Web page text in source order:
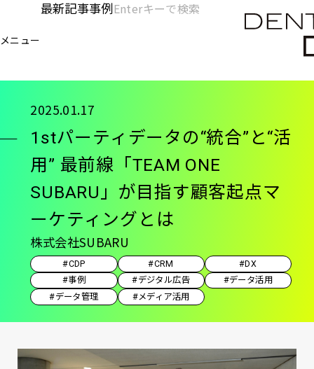
ン
ン
ツ
メニュー
[KC]
-
メ
イ
ン
最新記事事例
検
索
1stパーティデータの“統合”と“活
用” 最前線「TEAM ONE
SUBARU」が目指す顧客起点マ
ーケティングとは
株式会社SUBARU
2025.01.17
#CDP #CRM
#DX
#事例
#デジタル広告
#データ活用
#データ管理
#メディア活用